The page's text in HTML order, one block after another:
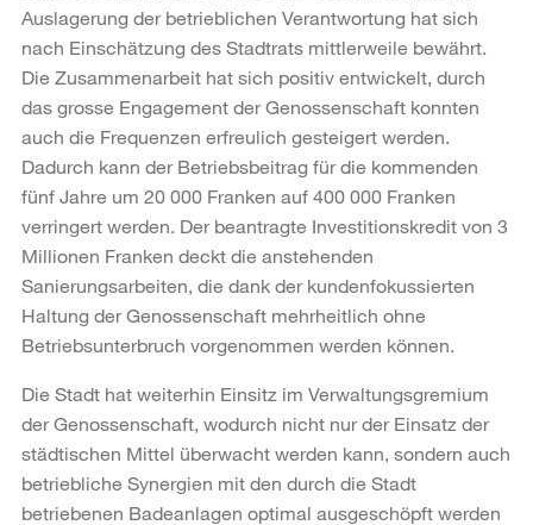
Auslagerung der betrieblichen Verantwortung hat sich
nach Einschätzung des Stadtrats mittlerweile bewährt.
Die Zusammenarbeit hat sich positiv entwickelt, durch
das grosse Engagement der Genossenschaft konnten
auch die Frequenzen erfreulich gesteigert werden.
Dadurch kann der Betriebsbeitrag für die kommenden
fünf Jahre um 20 000 Franken auf 400 000 Franken
verringert werden. Der beantragte Investitionskredit von 3
Millionen Franken deckt die anstehenden
Sanierungsarbeiten, die dank der kundenfokussierten
Haltung der Genossenschaft mehrheitlich ohne
Betriebsunterbruch vorgenommen werden können.
Die Stadt hat weiterhin Einsitz im Verwaltungsgremium
der Genossenschaft, wodurch nicht nur der Einsatz der
städtischen Mittel überwacht werden kann, sondern auch
betriebliche Synergien mit den durch die Stadt
betriebenen Badeanlagen optimal ausgeschöpft werden